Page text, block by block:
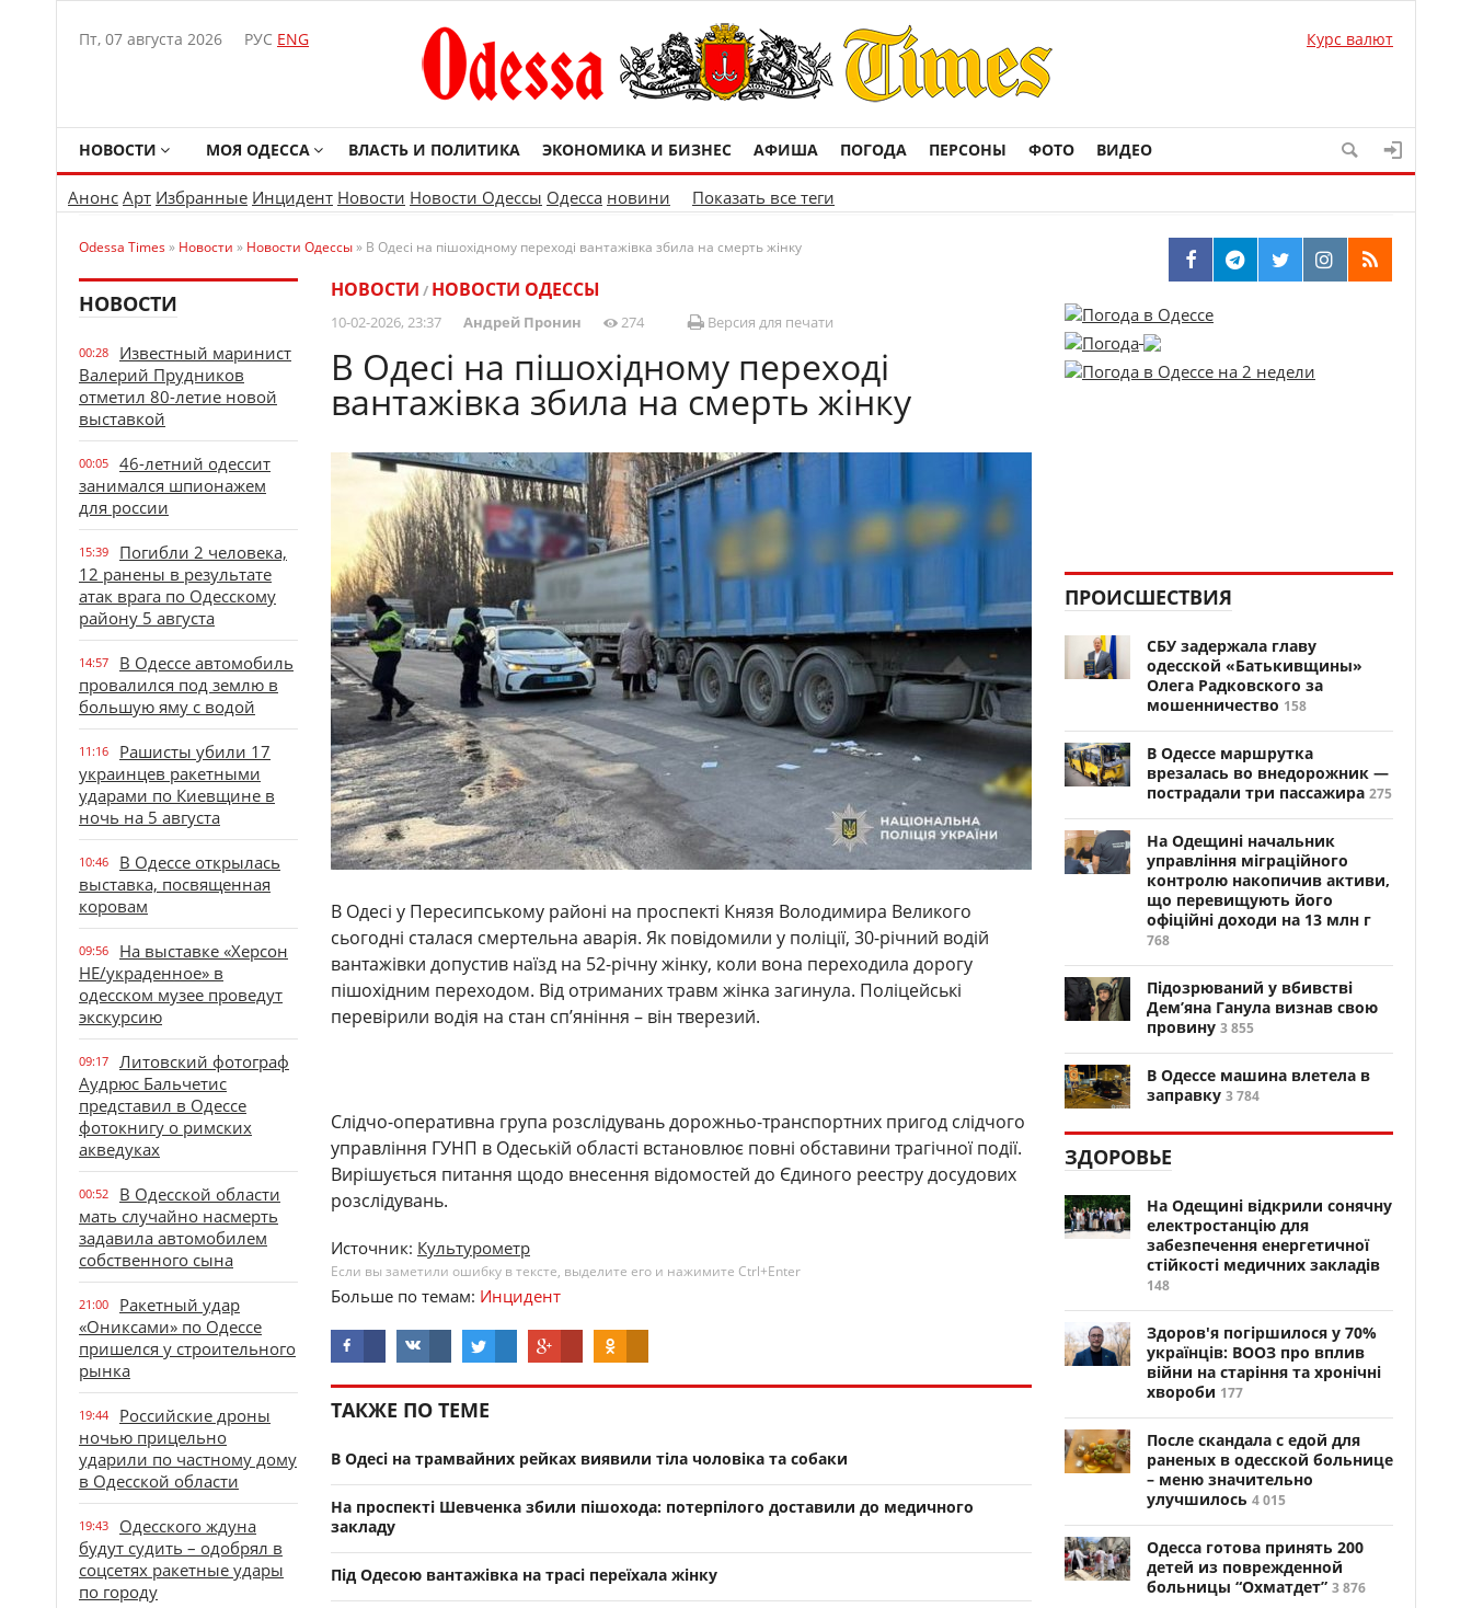
Пт, 07 августа 2026 РУС ENG Курс валют
НОВОСТИ МОЯ ОДЕССА ВЛАСТЬ И ПОЛИТИКА ЭКОНОМИКА И БИЗНЕС АФИША ПОГОДА ПЕРСОНЫ ФОТО ВИДЕО
Анонс Арт Избранные Инцидент Новости Новости Одессы Одесса новини Показать все теги
Odessa Times» Новости » Новости Одессы» В Одесі на пішохідному переході вантажівка збила на смерть жінку
НОВОСТИ
00:28
Известный маринист
Валерий Прудников
отметил 80-летие новой
выставкой
00:05
46-летний одессит
занимался шпионажем
для россии
15:39
Погибли 2 человека,
12 ранены в результате
атак врага по Одесскому
району 5 августа
14:57
В Одессе автомобиль
провалился под землю в
большую яму с водой
11:16
Рашисты убили 17
украинцев ракетными
ударами по Киевщине в
ночь на 5 августа
10:46
В Одессе открылась
выставка, посвященная
коровам
09:56
На выставке «Херсон
НЕ/украденное» в
одесском музее проведут
экскурсию
09:17
Литовский фотограф
Аудрюс Бальчетис
представил в Одессе
фотокнигу о римских
акведуках
00:52
В Одесской области
мать случайно насмерть
задавила автомобилем
собственного сына
21:00
Ракетный удар
«Ониксами» по Одессе
пришелся у строительного
рынка
19:44
Российские дроны
ночью прицельно
ударили по частному дому
в Одесской области
19:43
Одесского ждуна
будут судить – одобрял в
соцсетях ракетные удары
по городу
НОВОСТИ / НОВОСТИ ОДЕССЫ
10-02-2026, 23:37 Андрей Пронин 274 Версия для печати
В Одесі на пішохідному переході
вантажівка збила на смерть жінку
В Одесі у Пересипському районі на проспекті Князя Володимира Великого
сьогодні сталася смертельна аварія. Як повідомили у поліції, 30-річний водій
вантажівки допустив наїзд на 52-річну жінку, коли вона переходила дорогу
пішохідним переходом. Від отриманих травм жінка загинула. Поліцейські
перевірили водія на стан сп’яніння – він тверезий.
Слідчо-оперативна група розслідувань дорожньо-транспортних пригод слідчого
управління ГУНП в Одеській області встановлює повні обставини трагічної події.
Вирішується питання щодо внесення відомостей до Єдиного реестру досудових
розслідувань.
Источник: Культурометр
Если вы заметили ошибку в тексте, выделите его и нажимите Ctrl+Enter
Больше по темам: Инцидент
ТАКЖЕ ПО ТЕМЕ
В Одесі на трамвайних рейках виявили тіла чоловіка та собаки
На проспекті Шевченка збили пішохода: потерпілого доставили до медичного
закладу
Під Одесою вантажівка на трасі переїхала жінку
ПРОИСШЕСТВИЯ
СБУ задержала главу
одесской «Батькивщины»
Олега Радковского за
мошенничество 158
В Одессе маршрутка
врезалась во внедорожник —
пострадали три пассажира 275
На Одещині начальник
управління міграційного
контролю накопичив активи,
що перевищують його
офіційні доходи на 13 млн г
768
Підозрюваний у вбивстві
Дем’яна Ганула визнав свою
провину 3 855
В Одессе машина влетела в
заправку 3 784
ЗДОРОВЬЕ
На Одещині відкрили сонячну
електростанцію для
забезпечення енергетичної
стійкості медичних закладів
148
Здоров'я погіршилося у 70%
українців: ВООЗ про вплив
війни на старіння та хронічні
хвороби 177
После скандала с едой для
раненых в одесской больнице
– меню значительно
улучшилось 4 015
Одесса готова принять 200
детей из поврежденной
больницы “Охматдет” 3 876